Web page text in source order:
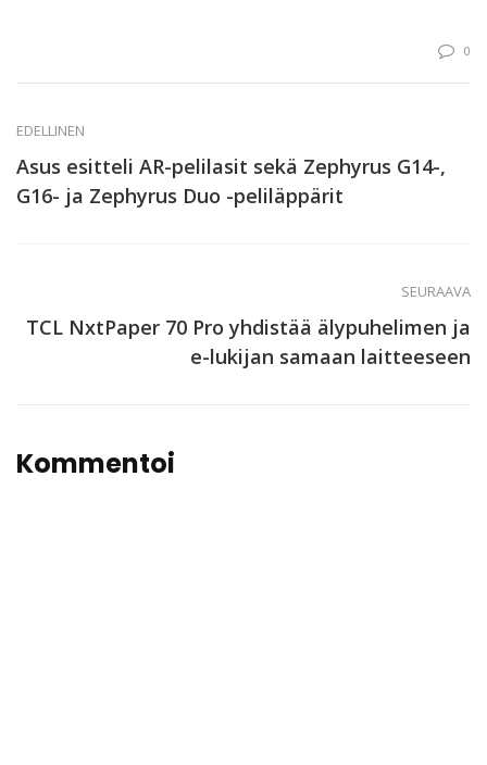
0
EDELLINEN
Asus esitteli AR-pelilasit sekä Zephyrus G14-,
G16- ja Zephyrus Duo -peliläppärit
SEURAAVA
TCL NxtPaper 70 Pro yhdistää älypuhelimen ja
e-lukijan samaan laitteeseen
Kommentoi